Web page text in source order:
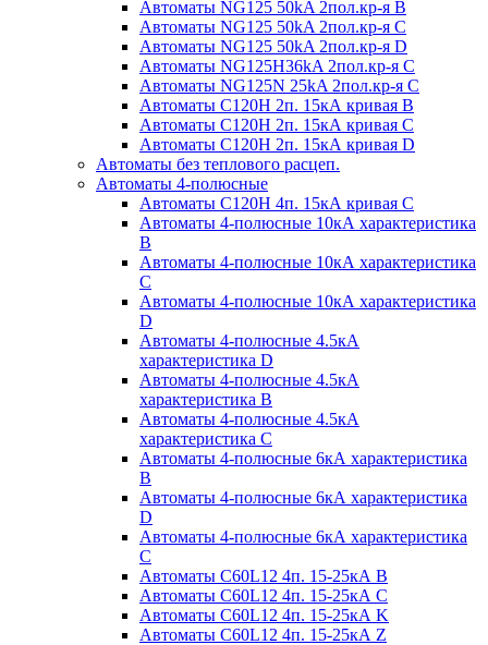
Автоматы NG125 50kA 2пол.кр-я B
Автоматы NG125 50kA 2пол.кр-я C
Автоматы NG125 50kA 2пол.кр-я D
Автоматы NG125H36kA 2пол.кр-я C
Автоматы NG125N 25kA 2пол.кр-я C
Автоматы С120H 2п. 15кА кривая B
Автоматы С120H 2п. 15кА кривая C
Автоматы С120H 2п. 15кА кривая D
Автоматы без теплового расцеп.
Автоматы 4-полюсные
Автоматы С120H 4п. 15кА кривая C
Автоматы 4-полюсные 10кА характеристика
B
Автоматы 4-полюсные 10кА характеристика
C
Автоматы 4-полюсные 10кА характеристика
D
Автоматы 4-полюсные 4.5кА
характеристика D
Автоматы 4-полюсные 4.5кА
характеристика В
Автоматы 4-полюсные 4.5кА
характеристика С
Автоматы 4-полюсные 6кА характеристика
B
Автоматы 4-полюсные 6кА характеристика
D
Автоматы 4-полюсные 6кА характеристика
С
Автоматы C60L12 4п. 15-25кА B
Автоматы C60L12 4п. 15-25кА C
Автоматы C60L12 4п. 15-25кА K
Автоматы C60L12 4п. 15-25кА Z